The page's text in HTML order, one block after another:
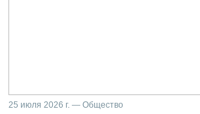
25 июля 2026 г. — Общество